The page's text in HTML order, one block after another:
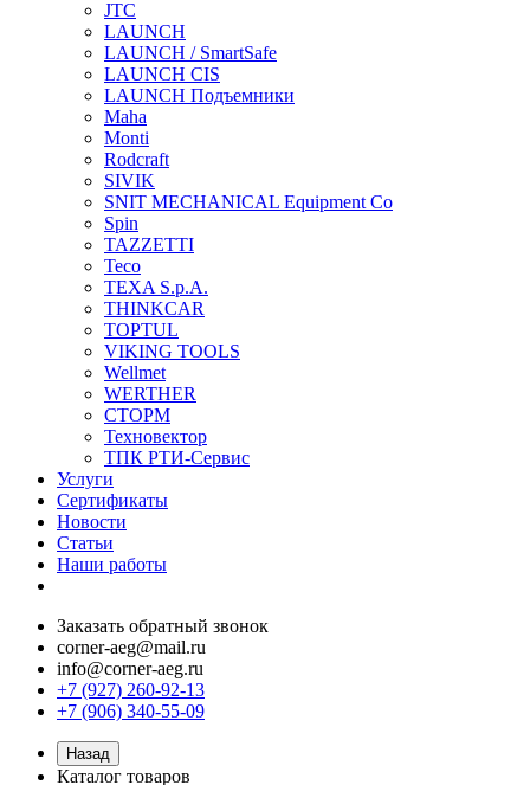
JTC
LAUNCH
LAUNCH / SmartSafe
LAUNCH CIS
LAUNCH Подъемники
Maha
Monti
Rodcraft
SIVIK
SNIT MECHANICAL Equipment Co
Spin
TAZZETTI
Teco
TEXA S.p.A.
THINKCAR
TOPTUL
VIKING TOOLS
Wellmet
WERTHER
СТОРМ
Техновектор
ТПК РТИ-Сервис
Услуги
Сертификаты
Новости
Статьи
Наши работы
Заказать обратный звонок
corner-aeg@mail.ru
info@corner-aeg.ru
+7 (927) 260-92-13
+7 (906) 340-55-09
Назад
Каталог товаров